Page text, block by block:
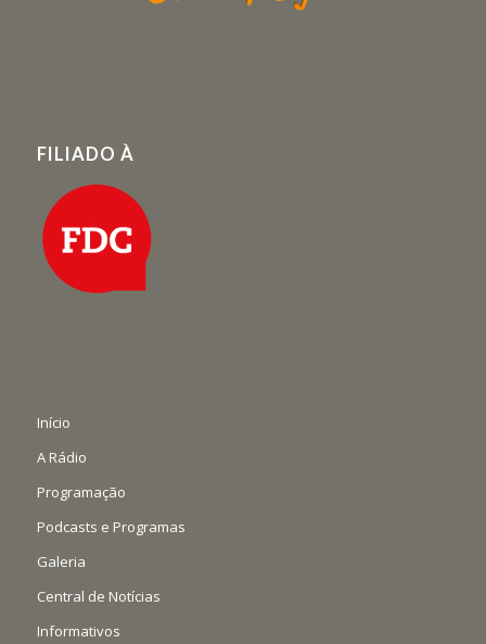
FILIADO À
Início
A Rádio
Programação
Podcasts e Programas
Galeria
Central de Notícias
Informativos